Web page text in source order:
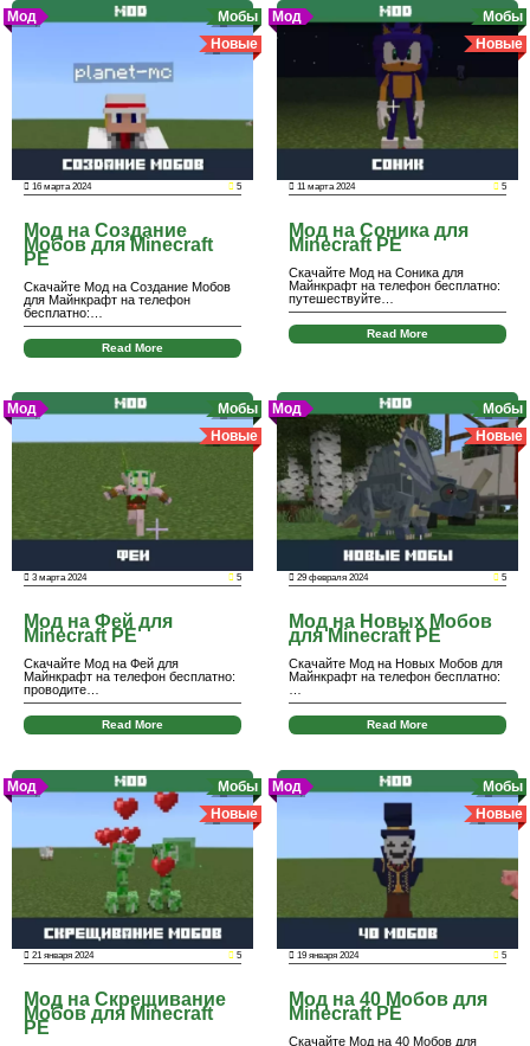
Мод
Мобы
Новые
16 марта 2024 5
Мод на Создание
Мобов для Minecraft
PE
Скачайте Мод на Создание Мобов
для Майнкрафт на телефон
бесплатно:…
Read More
Мод
Мобы
Новые
11 марта 2024 5
Мод на Соника для
Minecraft PE
Скачайте Мод на Соника для
Майнкрафт на телефон бесплатно:
путешествуйте…
Read More
Мод
Мобы
Новые
3 марта 2024 5
Мод на Фей для
Minecraft PE
Скачайте Мод на Фей для
Майнкрафт на телефон бесплатно:
проводите…
Read More
Мод
Мобы
Новые
29 февраля 2024 5
Мод на Новых Мобов
для Minecraft PE
Скачайте Мод на Новых Мобов для
Майнкрафт на телефон бесплатно:
…
Read More
Мод
Мобы
Новые
21 января 2024 5
Мод на Скрещивание
Мобов для Minecraft
PE
Мод
Мобы
Новые
19 января 2024 5
Мод на 40 Мобов для
Minecraft PE
Скачайте Мод на 40 Мобов для